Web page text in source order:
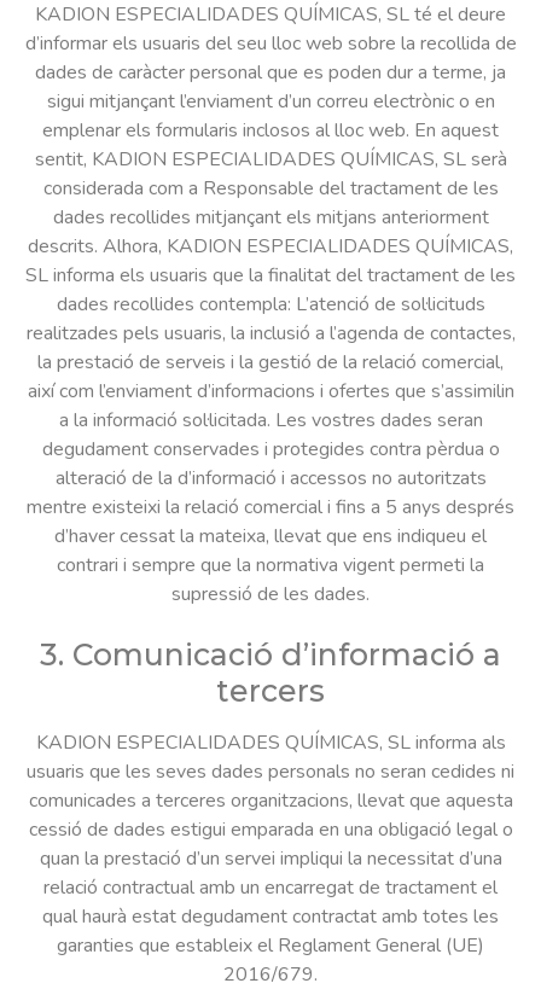
KADION ESPECIALIDADES QUÍMICAS, SL té el deure
d’informar els usuaris del seu lloc web sobre la recollida de
dades de caràcter personal que es poden dur a terme, ja
sigui mitjançant l’enviament d’un correu electrònic o en
emplenar els formularis inclosos al lloc web. En aquest
sentit, KADION ESPECIALIDADES QUÍMICAS, SL serà
considerada com a Responsable del tractament de les
dades recollides mitjançant els mitjans anteriorment
descrits. Alhora, KADION ESPECIALIDADES QUÍMICAS,
SL informa els usuaris que la finalitat del tractament de les
dades recollides contempla: L’atenció de sol·licituds
realitzades pels usuaris, la inclusió a l’agenda de contactes,
la prestació de serveis i la gestió de la relació comercial,
així com l’enviament d’informacions i ofertes que s’assimilin
a la informació sol·licitada. Les vostres dades seran
degudament conservades i protegides contra pèrdua o
alteració de la d’informació i accessos no autoritzats
mentre existeixi la relació comercial i fins a 5 anys després
d’haver cessat la mateixa, llevat que ens indiqueu el
contrari i sempre que la normativa vigent permeti la
supressió de les dades.
3. Comunicació d’informació a
tercers
KADION ESPECIALIDADES QUÍMICAS, SL informa als
usuaris que les seves dades personals no seran cedides ni
comunicades a terceres organitzacions, llevat que aquesta
cessió de dades estigui emparada en una obligació legal o
quan la prestació d’un servei impliqui la necessitat d’una
relació contractual amb un encarregat de tractament el
qual haurà estat degudament contractat amb totes les
garanties que estableix el Reglament General (UE)
2016/679.